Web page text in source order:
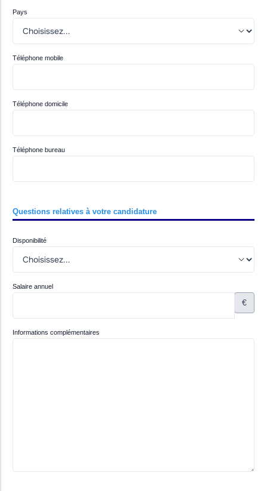
Pays
Téléphone mobile
Téléphone domicile
Téléphone bureau
Questions relatives à votre candidature
Disponibilité
Salaire annuel
€
Informations complémentaires